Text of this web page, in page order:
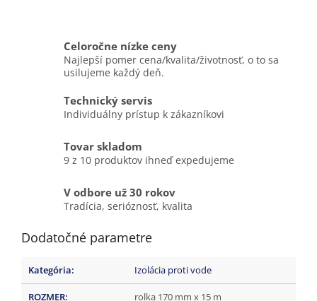
Celoročne nízke ceny
Najlepší pomer cena/kvalita/životnosť, o to sa
usilujeme každý deň.
Technický servis
Individuálny prístup k zákazníkovi
Tovar skladom
9 z 10 produktov ihneď expedujeme
V odbore už 30 rokov
Tradícia, serióznosť, kvalita
Dodatočné parametre
Kategória: Izolácia proti vode
ROZMER: rolka 170 mm x 15 m